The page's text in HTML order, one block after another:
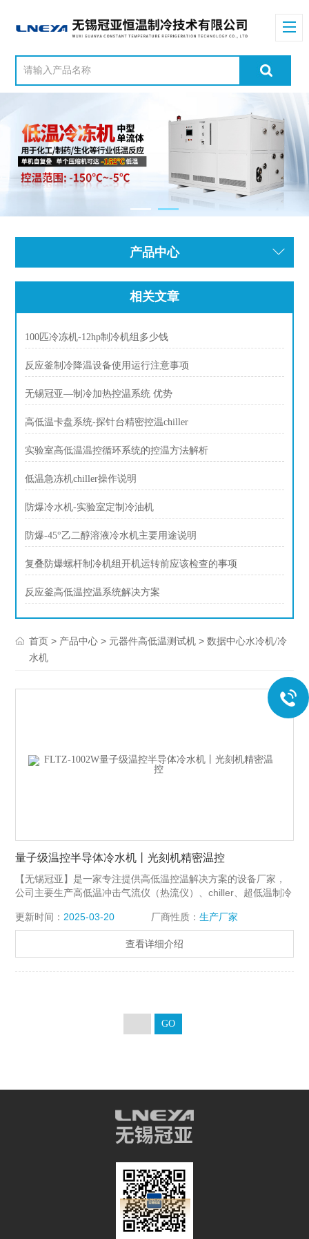
产品中心
相关文章
100匹冷冻机-12hp制冷机组多少钱
反应釜制冷降温设备使用运行注意事项
无锡冠亚—制冷加热控温系统 优势
高低温卡盘系统-探针台精密控温chiller
实验室高低温温控循环系统的控温方法解析
低温急冻机chiller操作说明
防爆冷水机-实验室定制冷油机
防爆-45°乙二醇溶液冷水机主要用途说明
复叠防爆螺杆制冷机组开机运转前应该检查的事项
反应釜高低温控温系统解决方案
首页 > 产品中心 > 元器件高低温测试机 >数据中心水冷机/冷
水机
量子级温控半导体冷水机丨光刻机精密温控
【无锡冠亚】是一家专注提供高低温控温解决方案的设备厂家，
公司主要生产高低温冲击气流仪（热流仪）、chiller、超低温制冷
成电路芯片、航空航天、天文探测、电池包氢能源等领域的可靠
性测试提供整套温度环境解决方案。量子级温控半导体冷水机丨
更新时间： 2025-03-20 厂商性质： 生产厂家
查看详细介绍